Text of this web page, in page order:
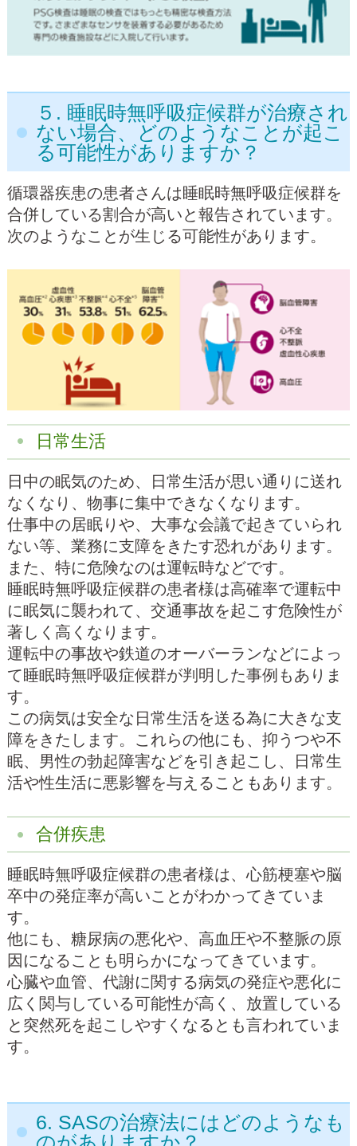
５. 睡眠時無呼吸症候群が治療され
ない場合、どのようなことが起こ
る可能性がありますか？
循環器疾患の患者さんは睡眠時無呼吸症候群を
合併している割合が高いと報告されています。
次のようなことが生じる可能性があります。
日常生活
日中の眠気のため、日常生活が思い通りに送れ
なくなり、物事に集中できなくなります。
仕事中の居眠りや、大事な会議で起きていられ
ない等、業務に支障をきたす恐れがあります。
また、特に危険なのは運転時などです。
睡眠時無呼吸症候群の患者様は高確率で運転中
に眠気に襲われて、交通事故を起こす危険性が
著しく高くなります。
運転中の事故や鉄道のオーバーランなどによっ
て睡眠時無呼吸症候群が判明した事例もありま
す。
この病気は安全な日常生活を送る為に大きな支
障をきたします。これらの他にも、抑うつや不
眠、男性の勃起障害などを引き起こし、日常生
活や性生活に悪影響を与えることもあります。
合併疾患
睡眠時無呼吸症候群の患者様は、心筋梗塞や脳
卒中の発症率が高いことがわかってきていま
す。
他にも、糖尿病の悪化や、高血圧や不整脈の原
因になることも明らかになってきています。
心臓や血管、代謝に関する病気の発症や悪化に
広く関与している可能性が高く、放置している
と突然死を起こしやすくなるとも言われていま
す。
6. SASの治療法にはどのようなも